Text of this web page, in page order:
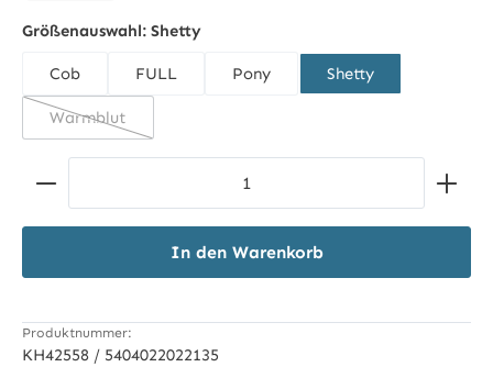
Größenauswahl: Shetty
Cob FULL Pony Shetty
Warmblut
(Diese Option ist zurzeit nicht verfügbar.)
Produkt Anzahl: Gib den gewünschten Wert ein
In den Warenkorb
Produktnummer:
KH42558 / 5404022022135